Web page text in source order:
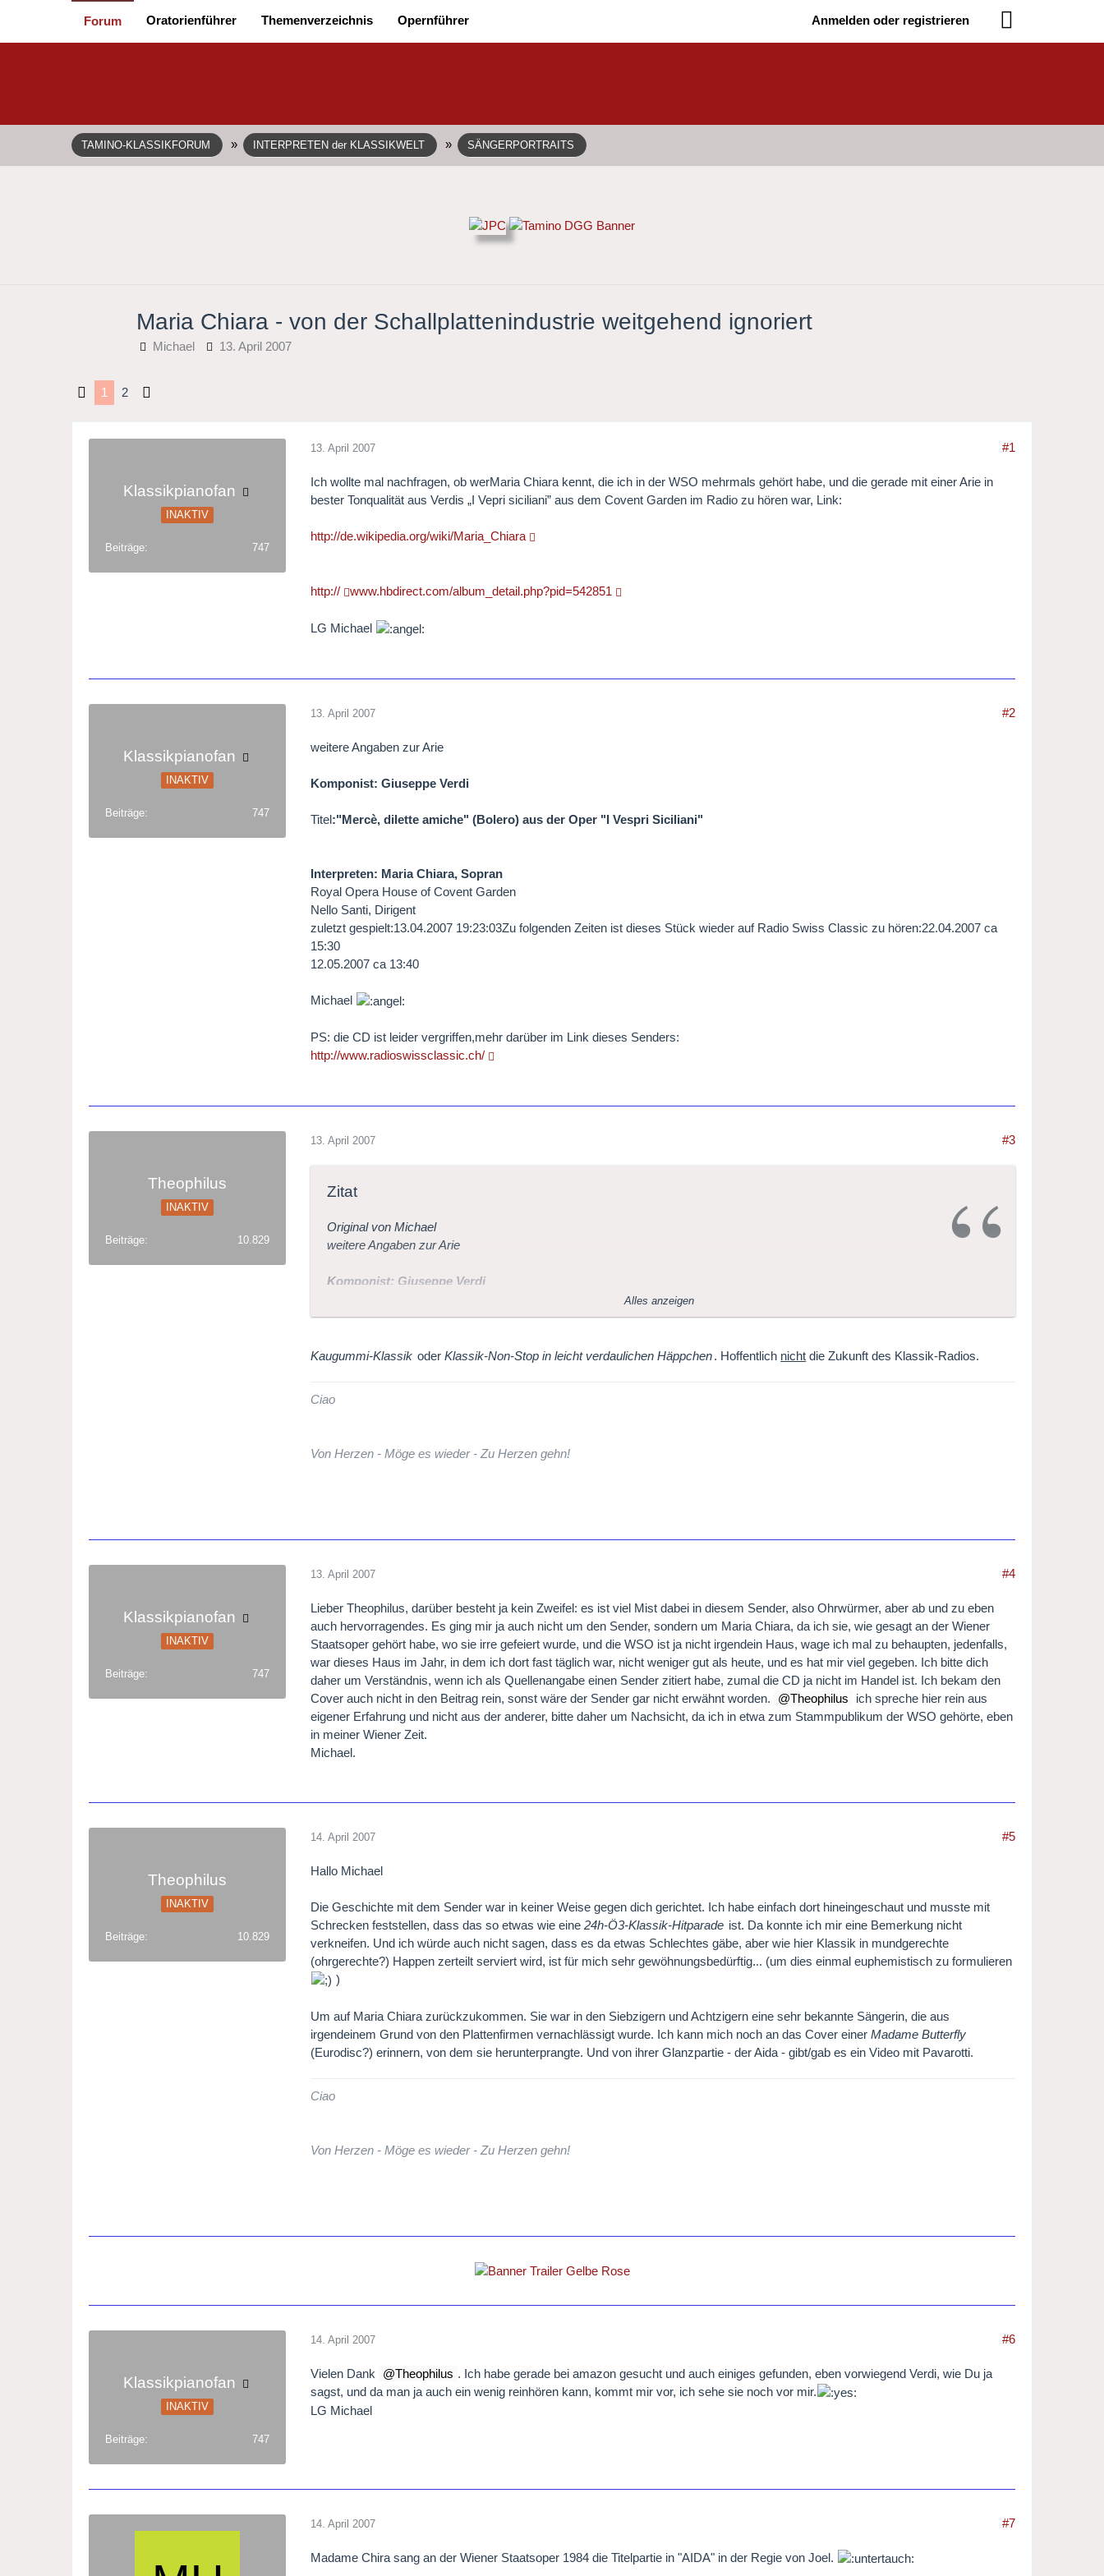
Forum Oratorienführer Themenverzeichnis Opernführer Anmelden oder registrieren
TAMINO-KLASSIKFORUM » INTERPRETEN der KLASSIKWELT » SÄNGERPORTRAITS
Maria Chiara - von der Schallplattenindustrie weitgehend ignoriert
Michael 13. April 2007
1 2
Klassikpianofan
INAKTIV
Beiträge 747
13. April 2007 #1
Ich wollte mal nachfragen, ob werMaria Chiara kennt, die ich in der WSO mehrmals gehört habe, und die gerade mit einer Arie in
bester Tonqualität aus Verdis „I Vepri siciliani” aus dem Covent Garden im Radio zu hören war, Link:
http://de.wikipedia.org/wiki/Maria_Chiara
http:// www.hbdirect.com/album_detail.php?pid=542851
LG Michael
Klassikpianofan
INAKTIV
Beiträge 747
13. April 2007 #2
weitere Angaben zur Arie
Komponist: Giuseppe Verdi
Titel:"Mercè, dilette amiche"(Bolero) aus der Oper "I Vespri Siciliani"
Interpreten: Maria Chiara, Sopran
Royal Opera House of Covent Garden
Nello Santi, Dirigent
zuletzt gespielt:13.04.2007 19:23:03Zu folgenden Zeiten ist dieses Stück wieder auf Radio Swiss Classic zu hören:22.04.2007 ca
15:30
12.05.2007 ca 13:40
Michael
PS: die CD ist leider vergriffen,mehr darüber im Link dieses Senders:
http://www.radioswissclassic.ch/
Theophilus
INAKTIV
Beiträge 10.829
13. April 2007 #3
Zitat
Original von Michael
weitere Angaben zur Arie
Komponist: Giuseppe Verdi
Titel:"Mercè, dilette amiche"(Bolero) aus der Oper "I Vespri Siciliani"
Nello Santi, Dirigent
12.05.2007 ca 13:40
source="W0Jd" /><woltlab-metacode-marker data-name="size" data-uuid="66f87b35-a596-481c-a918-
/>http://www.radioswissclassic.ch<woltlab-metacode-marker data-uuid="66f87b35-a596-481c-a918-
c903b8c307da" data-source="Wy9TSVpFXQ==" /><woltlab-metacode-marker data-uuid="7cf37bc1-8156-432e-
bef3-078b0f020f45" data-source="Wy9CXQ==" />/
Alles anzeigen
Kaugummi-Klassik oderKlassik-Non-Stop in leicht verdaulichen Häppchen. Hoffentlich nicht die Zukunft des Klassik-Radios.
Ciao
Von Herzen - Möge es wieder - Zu Herzen gehn!
Klassikpianofan
INAKTIV
Beiträge 747
13. April 2007 #4
Lieber Theophilus, darüber besteht ja kein Zweifel: es ist viel Mist dabei in diesem Sender, also Ohrwürmer, aber ab und zu eben
auch hervorragendes. Es ging mir ja auch nicht um den Sender, sondern um Maria Chiara, da ich sie, wie gesagt an der Wiener
Staatsoper gehört habe, wo sie irre gefeiert wurde, und die WSO ist ja nicht irgendein Haus, wage ich mal zu behaupten, jedenfalls,
war dieses Haus im Jahr, in dem ich dort fast täglich war, nicht weniger gut als heute, und es hat mir viel gegeben. Ich bitte dich
daher um Verständnis, wenn ich als Quellenangabe einen Sender zitiert habe, zumal die CD ja nicht im Handel ist. Ich bekam den
Cover auch nicht in den Beitrag rein, sonst wäre der Sender gar nicht erwähnt worden.
Theophilus
ich spreche hier rein aus
eigener Erfahrung und nicht aus der anderer, bitte daher um Nachsicht, da ich in etwa zum Stammpublikum der WSO gehörte, eben
in meiner Wiener Zeit.
Michael.
Theophilus
INAKTIV
Beiträge 10.829
14. April 2007 #5
Hallo Michael
Die Geschichte mit dem Sender war in keiner Weise gegen dich gerichtet. Ich habe einfach dort hineingeschaut und musste mit
Schrecken feststellen, dass das so etwas wie eine24h-Ö3-Klassik-Hitparade ist. Da konnte ich mir eine Bemerkung nicht
verkneifen. Und ich würde auch nicht sagen, dass es da etwas Schlechtes gäbe, aber wie hier Klassik in mundgerechte
(ohrgerechte?) Happen zerteilt serviert wird, ist für mich sehr gewöhnungsbedürftig... (um dies einmal euphemistisch zu formulieren
)
Um auf Maria Chiara zurückzukommen. Sie war in den Siebzigern und Achtzigern eine sehr bekannte Sängerin, die aus
irgendeinem Grund von den Plattenfirmen vernachlässigt wurde. Ich kann mich noch an das Cover einerMadame Butterfly
(Eurodisc?) erinnern, von dem sie herunterprangte. Und von ihrer Glanzpartie - der Aida - gibt/gab es ein Video mit Pavarotti.
Ciao
Von Herzen - Möge es wieder - Zu Herzen gehn!
Klassikpianofan
INAKTIV
Beiträge 747
14. April 2007 #6
Vielen Dank Theophilus . Ich habe gerade bei amazon gesucht und auch einiges gefunden, eben vorwiegend Verdi, wie Du ja
sagst, und da man ja auch ein wenig reinhören kann, kommt mir vor, ich sehe sie noch vor mir.
LG Michael
14. April 2007 #7
Madame Chira sang an der Wiener Staatsoper 1984 die Titelpartie in "AIDA" in der Regie von Joel.